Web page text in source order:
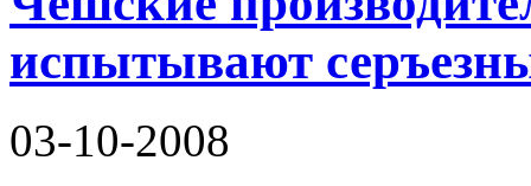
испытывают
03-10-2008